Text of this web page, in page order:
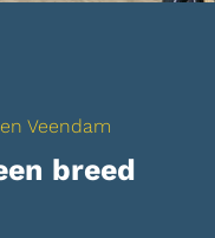
Veendam
breed